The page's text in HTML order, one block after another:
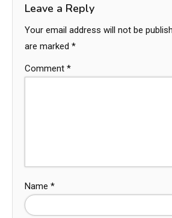
Leave a Reply
Your email address will not be
are marked *
Comment *
Name *